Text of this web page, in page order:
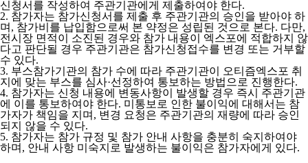
신청서를 작성하여 주관기관에게 제출하여야 한다.
2. 참가자는 참가신청서를 제출 후 주관기관의 승인을 받아야 하
며, 참가비를 납입함으로써 본 약정은 성립된 것으로 본다. 다만,
전시장 면적이 소진된 경우와 참가 내용이 엑스포에 적합하지 않
다고 판단될 경우 주관기관은 참가신청접수를 변경 또는 거부할
수 있다.
3. 부스참가기관의 참가 수에 따라 주관기관이 오티즘엑스포 취
지에 맞는 부스를 심사·선정하여 통보하는 방법으로 진행한다.
4. 참가자는 신청 내용에 변동사항이 발생할 경우 즉시 주관기관
에 이를 통보하여야 한다. 미통보로 인한 불이익에 대해서는 참
가자가 책임을 지며, 변경 요청은 주관기관의 재량에 따라 승인
되지 않을 수 있다.
5. 참가자는 참가 규정 및 참가 안내 사항을 충분히 숙지하여야
하며, 안내 사항 미숙지로 발생하는 불이익은 참가자에게 있다.